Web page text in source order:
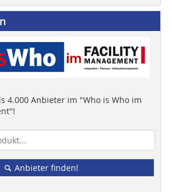
4.000 Anbieter im "Who is Who im
Anbieter finden!